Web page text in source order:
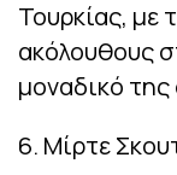
Τουρκίας, με
ακόλουθους
μοναδικό της
6. Μίρτε